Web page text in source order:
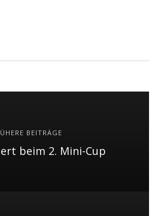
BEITRÄGE
beim 2. Mini-Cup